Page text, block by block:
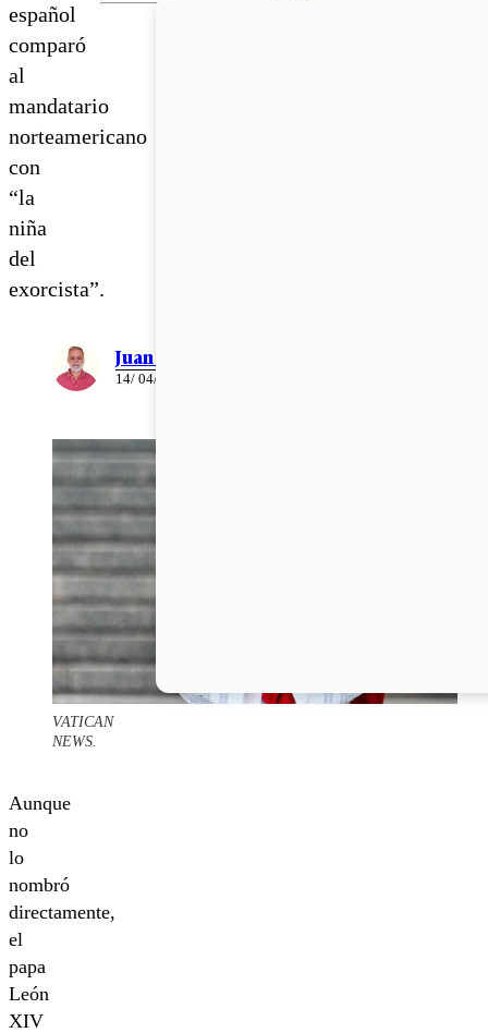
español
comparó
al
mandatario
norteamericano
con
“la
niña
del
exorcista”.
Juan Pablo Ernst
14/ 04/ 2026
VATICAN
NEWS.
Aunque
no
lo
nombró
directamente,
el
papa
León
XIV